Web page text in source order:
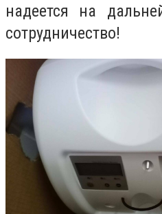
надеется на
сотрудничество!